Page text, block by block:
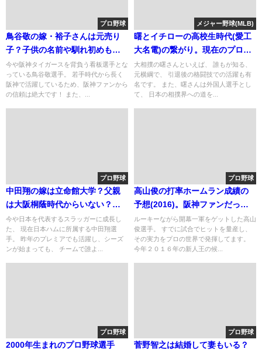
プロ野球
鳥谷敬の嫁・裕子さんは元売り
子？子供の名前や馴れ初めも紹
介！
今や阪神タイガースを背負う看板選手とな
っている鳥谷敬選手。 若手時代から長く
阪神で活躍しているため、阪神ファンから
の信頼は絶大です！ また、...
メジャー野球(MLB)
曙とイチローの高校生時代(愛工
大名電)の繋がり。現在のプロ後
の関係
大相撲の曙さんといえば、 誰もが知る、
元横綱で、 引退後の格闘技での活躍も有
名です。 また、曙さんは外国人選手とし
て、 日本の相撲界への道を...
プロ野球
中田翔の嫁は立命館大学？父親
は大阪桐蔭時代からいない？名
前が素敵！
今や日本を代表するスラッガーに成長し
た、 現在日本ハムに所属する中田翔選
手。 昨年のプレミアでも活躍し、シーズ
ンが始まっても、 チームで誰よ...
プロ野球
高山俊の打率ホームラン成績の
予想(2016)。阪神ファンだった
のか？（2chやなんJで議論）
ルーキーながら開幕一軍をゲットした高山
俊選手。 すでに試合でヒットを量産し、
その実力をプロの世界で発揮してます。
今年２０１６年の新人王の候...
プロ野球
2000年生まれのプロ野球選手
プロ野球
菅野智之は結婚して妻もいる？